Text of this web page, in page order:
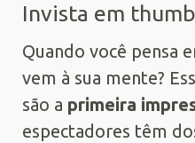
Invista em
Quando você pensa
vem à sua mente?
são a primeira
espectadores têm